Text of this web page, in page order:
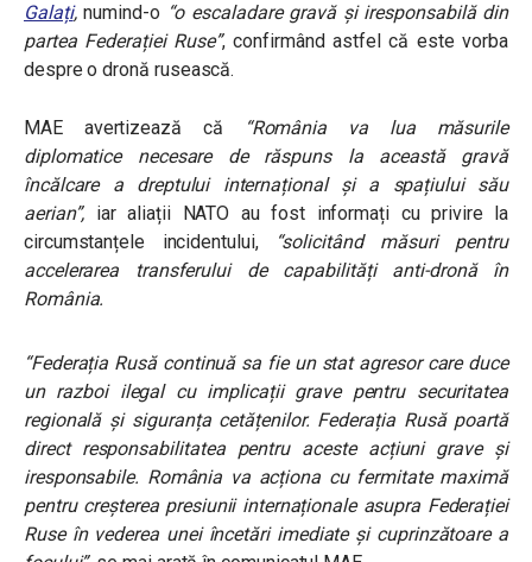
Galați,numind-o “o escaladare gravă și iresponsabilă din
partea Federației Ruse”, confirmând astfel că este vorba
despre o dronă rusească.
MAE avertizează că
“România va lua măsurile
diplomatice necesare de răspuns la această gravă
încălcare a dreptului internațional și a spațiului său
aerian”, iar aliații NATO au fost informați cu privire la
circumstanțele incidentului,
“solicitând măsuri pentru
accelerarea transferului de capabilități anti-dronă în
România.
“Federația Rusă continuă sa fie un stat agresor care duce
un razboi ilegal cu implicații grave pentru securitatea
regională și siguranța cetățenilor. Federația Rusă poartă
direct responsabilitatea pentru aceste acțiuni grave și
iresponsabile. România va acționa cu fermitate maximă
pentru creșterea presiunii internaționale asupra Federației
Ruse în vederea unei încetări imediate și cuprinzătoare a